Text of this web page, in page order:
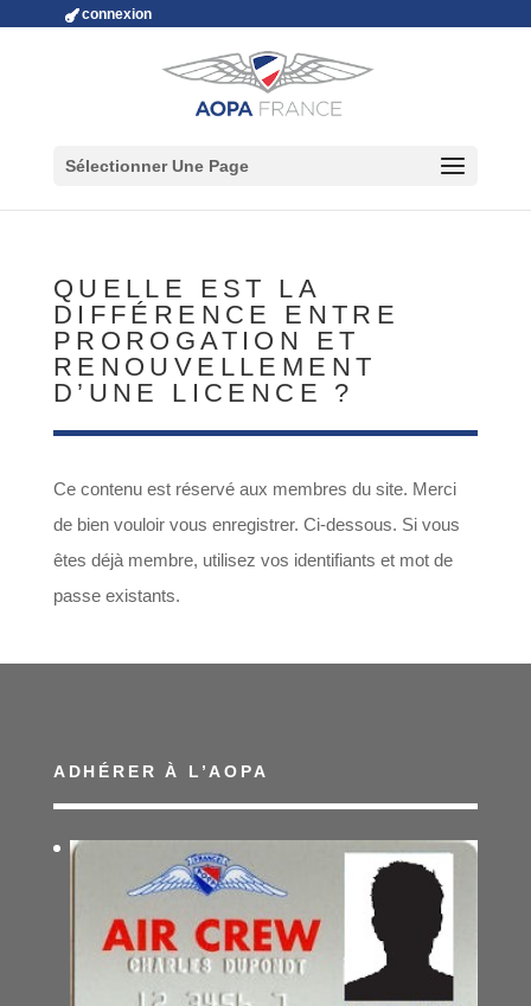
connexion
Sélectionner Une Page
QUELLE EST LA
DIFFÉRENCE ENTRE
PROROGATION ET
RENOUVELLEMENT
D’UNE LICENCE ?
Ce contenu est réservé aux membres du site. Merci
de bien vouloir vous enregistrer. Ci-dessous. Si vous
êtes déjà membre, utilisez vos identifiants et mot de
passe existants.
ADHÉRER À L’AOPA